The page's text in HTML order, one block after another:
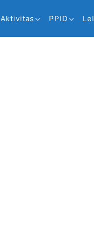
Aktivitas PPID